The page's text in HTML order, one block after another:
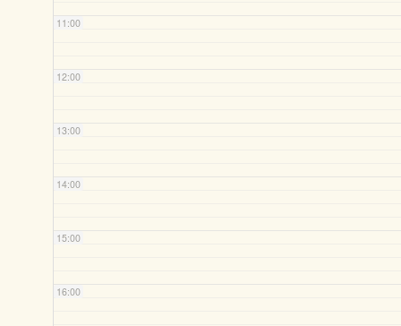
11:00
12:00
13:00
14:00
15:00
16:00